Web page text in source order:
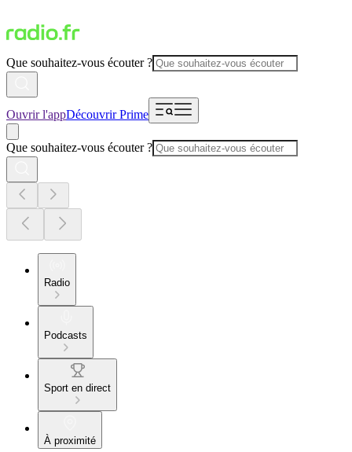
Que souhaitez-vous écouter ?
Ouvrir l'appDécouvrir Prime
Que souhaitez-vous écouter ?
Radio
Podcasts
Sport en direct
À proximité